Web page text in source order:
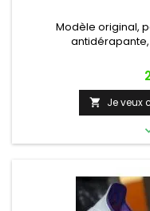
Modèle original,
 Je veux